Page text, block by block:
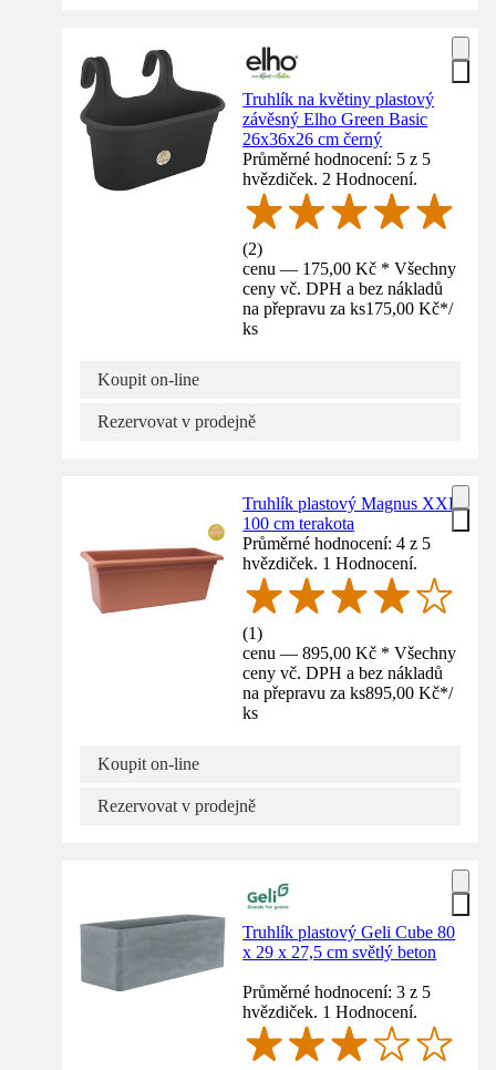
Truhlík na květiny plastový
závěsný Elho Green Basic
26x36x26 cm černý
Průměrné hodnocení: 5 z 5
hvězdiček. 2 Hodnocení.
(2)
cenu — 175,00 Kč * Všechny
ceny vč. DPH a bez nákladů
na přepravu za ks175,00 Kč*/
ks
Koupit on-line
Rezervovat v prodejně
Truhlík plastový Magnus XXL
100 cm terakota
Průměrné hodnocení: 4 z 5
hvězdiček. 1 Hodnocení.
(1)
cenu — 895,00 Kč * Všechny
ceny vč. DPH a bez nákladů
na přepravu za ks895,00 Kč*/
ks
Koupit on-line
Rezervovat v prodejně
Truhlík plastový Geli Cube 80
x 29 x 27,5 cm světlý beton
Průměrné hodnocení: 3 z 5
hvězdiček. 1 Hodnocení.